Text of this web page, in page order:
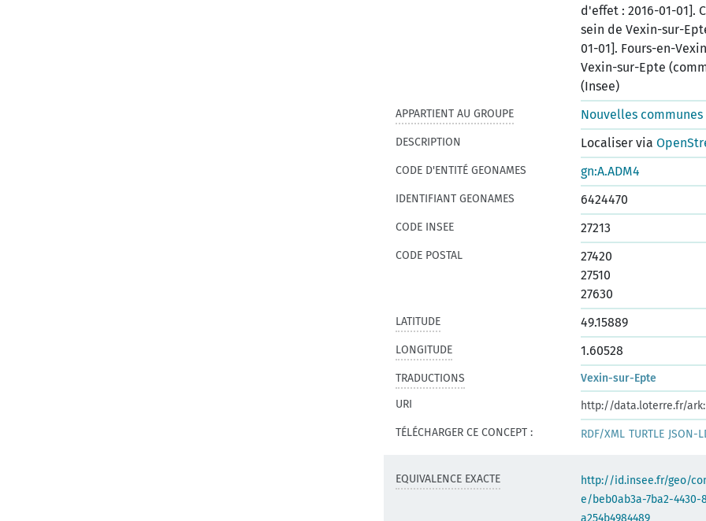
d'effet : 2016-01-01].
sein de Vexin-sur-
01-01]. Fours-en-
Vexin-sur-Epte
(Insee)
APPARTIENT AU GROUPE Nouvelles communes
DESCRIPTION Localiser via
CODE D'ENTITÉ GEONAMES gn:A.ADM4
IDENTIFIANT GEONAMES 6424470
CODE INSEE 27213
CODE POSTAL
27420
27510
27630
LATITUDE 49.15889
LONGITUDE 1.60528
TRADUCTIONS
Vexin-sur-Epte
URI
http://data.loterre.fr/
TÉLÉCHARGER CE CONCEPT :
RDF/XML TURTLE JSON-
EQUIVALENCE EXACTE
http://id.insee.fr/geo/
e/beb0ab3a-7ba2-4430-
a254b4984489